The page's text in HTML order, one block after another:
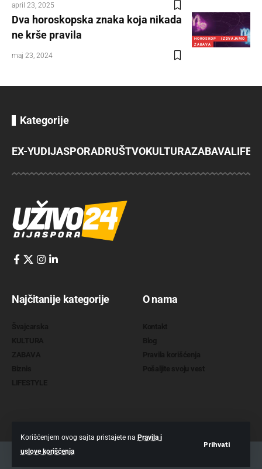
Korišćenjem ovog sajta pristajete na Pravila i
uslove korišćenja
Prihvati
april 23, 2025
HOROSKOP
IZDVAJAMO
ZABAVA
Dva horoskopska znaka koja nikada
ne krše pravila
maj 23, 2024
Kategorije
EX-YUDIJASPORADRUŠTVOKULTURAZABAVA
Najčitanije kategorije O nama